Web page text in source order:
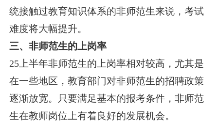
统接触过教育知识体系的非师范生来说，考试
难度将大幅提升。
三、非师范生的上岗率
25上半年非师范生的上岗率相对较高，尤其是
在一些地区，教育部门对非师范生的招聘政策
逐渐放宽。只要满足基本的报考条件，非师范
生在教师岗位上有着良好的发展机会。